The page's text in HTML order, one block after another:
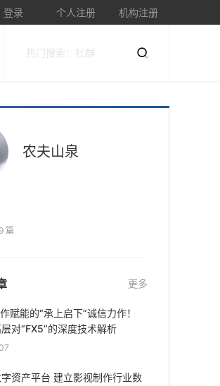
登录 个人注册 机构注册
农夫山泉
篇
更多
赋能的“承上启下”诚信力作！
对“FX5”的深度技术解析
资产平台 建立影视制作行业数